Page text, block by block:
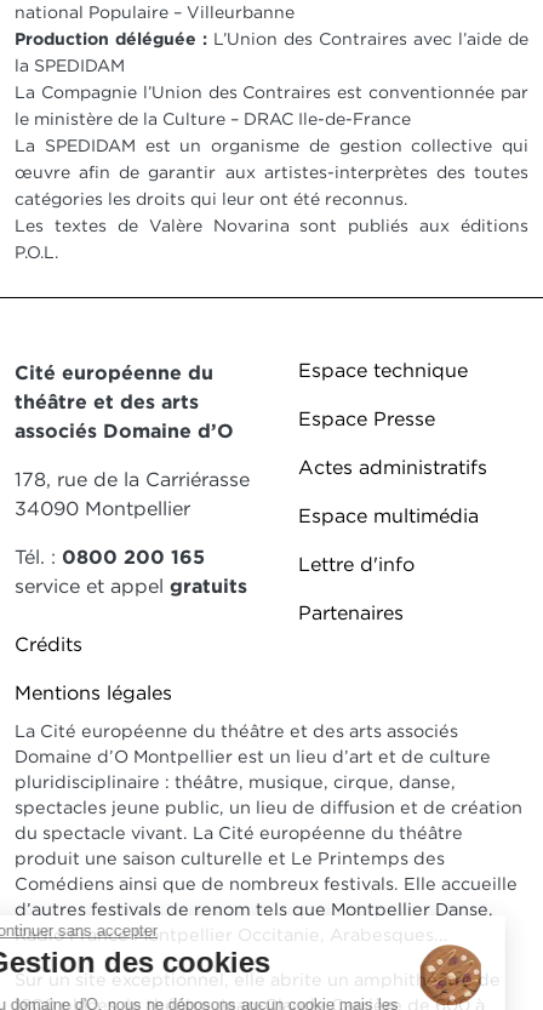
Continuer sans accepter
Gestion des cookies
Au domaine d'O, nous ne déposons aucun cookie mais les
national Populaire – Villeurbanne
Production déléguée : L’Union des Contraires avec l’aide de
la SPEDIDAM
La Compagnie l’Union des Contraires est conventionnée par
le ministère de la Culture – DRAC Ile-de-France
La SPEDIDAM est un organisme de gestion collective qui
œuvre afin de garantir aux artistes-interprètes des toutes
catégories les droits qui leur ont été reconnus.
Les textes de Valère Novarina sont publiés aux éditions
P.O.L.
Cité européenne du
théâtre et des arts
associés Domaine d’O
178, rue de la Carriérasse
34090 Montpellier
Tél. : 0800 200 165
service et appel gratuits
Pied de page DDO 2
Crédits
Mentions légales
Pied de page
Espace technique
Espace Presse
Actes administratifs
Espace multimédia
Lettre d'info
Partenaires
La Cité européenne du théâtre et des arts associés
Domaine d’O Montpellier est un lieu d’art et de culture
pluridisciplinaire : théâtre, musique, cirque, danse,
spectacles jeune public, un lieu de diffusion et de création
du spectacle vivant. La Cité européenne du théâtre
produit une saison culturelle et Le Printemps des
Comédiens ainsi que de nombreux festivals. Elle accueille
d’autres festivals de renom tels que Montpellier Danse,
Radio France Montpellier Occitanie, Arabesques...
Sur un site exceptionnel, elle abrite un amphithéâtre de
1800 places, le théâtre Jean-Claude Carrière de 600 à